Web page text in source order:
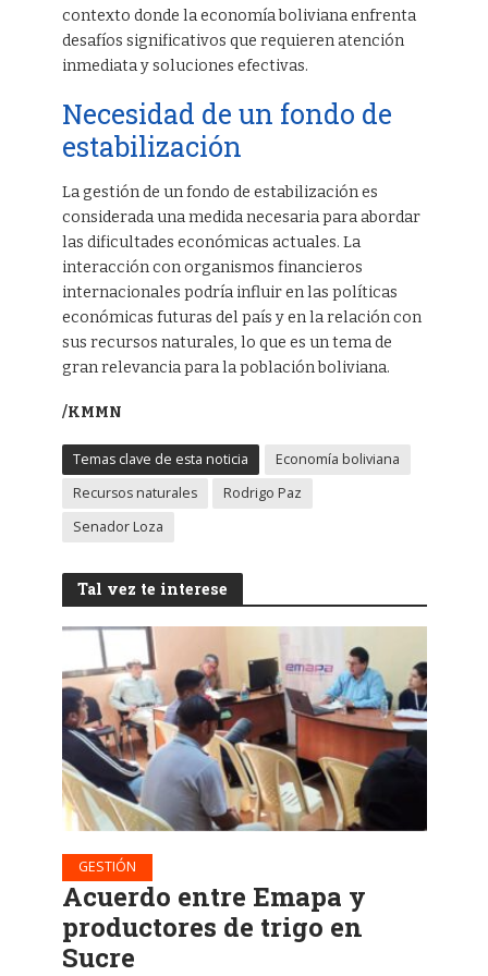
contexto donde la economía boliviana enfrenta
desafíos significativos que requieren atención
inmediata y soluciones efectivas.
Necesidad de un fondo de
estabilización
La gestión de un fondo de estabilización es
considerada una medida necesaria para abordar
las dificultades económicas actuales. La
interacción con organismos financieros
internacionales podría influir en las políticas
económicas futuras del país y en la relación con
sus recursos naturales, lo que es un tema de
gran relevancia para la población boliviana.
/KMMN
Temas clave de esta noticia
Economía boliviana
Recursos naturales
Rodrigo Paz
Senador Loza
Tal vez te interese
GESTIÓN
Acuerdo entre Emapa y
productores de trigo en
Sucre